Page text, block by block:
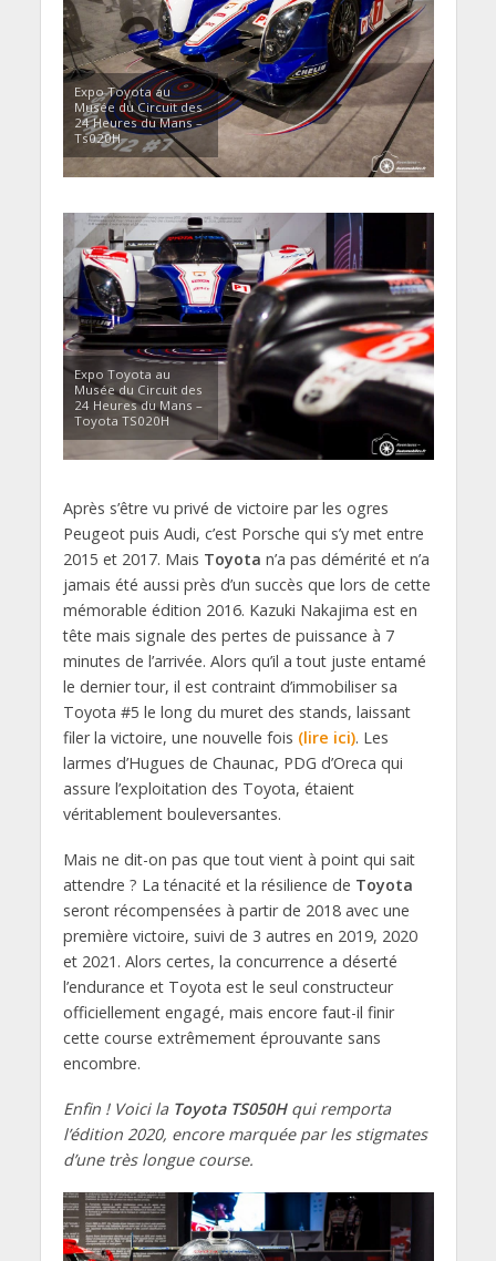
Expo Toyota au
Musée du Circuit des
24 Heures du Mans –
Ts020H
Expo Toyota au
Musée du Circuit des
24 Heures du Mans –
Toyota TS020H
Après s’être vu privé de victoire par les ogres
Peugeot puis Audi, c’est Porsche qui s’y met entre
2015 et 2017. Mais Toyota n’a pas démérité et n’a
jamais été aussi près d’un succès que lors de cette
mémorable édition 2016. Kazuki Nakajima est en
tête mais signale des pertes de puissance à 7
minutes de l’arrivée. Alors qu’il a tout juste entamé
le dernier tour, il est contraint d’immobiliser sa
Toyota #5 le long du muret des stands, laissant
filer la victoire, une nouvelle fois (lire ici). Les
larmes d’Hugues de Chaunac, PDG d’Oreca qui
assure l’exploitation des Toyota, étaient
véritablement bouleversantes.
Mais ne dit-on pas que tout vient à point qui sait
attendre ? La ténacité et la résilience de Toyota
seront récompensées à partir de 2018 avec une
première victoire, suivi de 3 autres en 2019, 2020
et 2021. Alors certes, la concurrence a déserté
l’endurance et Toyota est le seul constructeur
officiellement engagé, mais encore faut-il finir
cette course extrêmement éprouvante sans
encombre.
Enfin ! Voici la Toyota TS050Hqui remporta
l’édition 2020, encore marquée par les stigmates
d’une très longue course.